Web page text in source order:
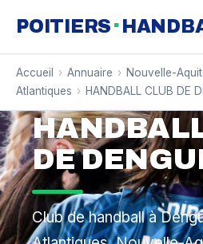
POITIERS ·
Accueil › Annuaire › Nouvelle-
Atlantiques › HANDBALL CLUB DE
DE
Club de handball à